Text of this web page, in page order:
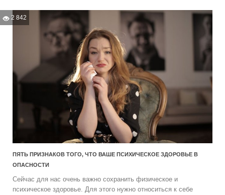
2 842
ПЯТЬ ПРИЗНАКОВ ТОГО, ЧТО ВАШЕ ПСИХИЧЕСКОЕ ЗДОРОВЬЕ В
ОПАСНОСТИ
Сейчас для нас очень важно сохранить физическое и
психическое здоровье. Для этого нужно относиться к себе